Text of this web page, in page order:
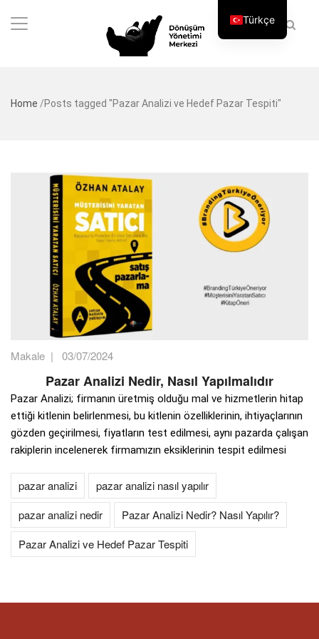
Home /Posts tagged "Pazar Analizi ve Hedef Pazar Tespiti"
Makale | 03/07/2024
Pazar Analizi Nedir, Nasıl Yapılmalıdır
Pazar Analizi; firmanın üretmiş olduğu mal ve hizmetlerin hitap
ettiği kitlenin belirlenmesi, bu kitlenin özelliklerinin, ihtiyaçlarının
gözden geçirilmesi, fiyatların test edilmesi, aynı pazarda çalışan
rakiplerin incelenerek firmamızın eksiklerinin tespit edilmesi
pazar analizi
pazar analizi nasıl yapılır
pazar analizi nedir
Pazar Analizi Nedir? Nasıl Yapılır?
Pazar Analizi ve Hedef Pazar Tespiti
Türkçe